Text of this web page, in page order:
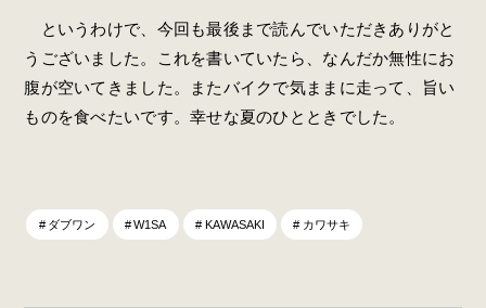
というわけで、今回も最後まで読んでいただきありがと
うございました。これを書いていたら、なんだか無性にお
腹が空いてきました。またバイクで気ままに走って、旨い
ものを食べたいです。幸せな夏のひとときでした。
ダブワン W1SA KAWASAKI カワサキ